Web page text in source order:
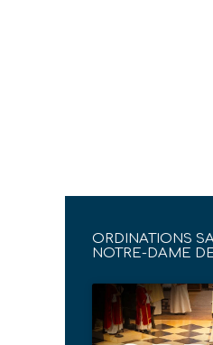
ORDINATIONS
NOTRE-DAME